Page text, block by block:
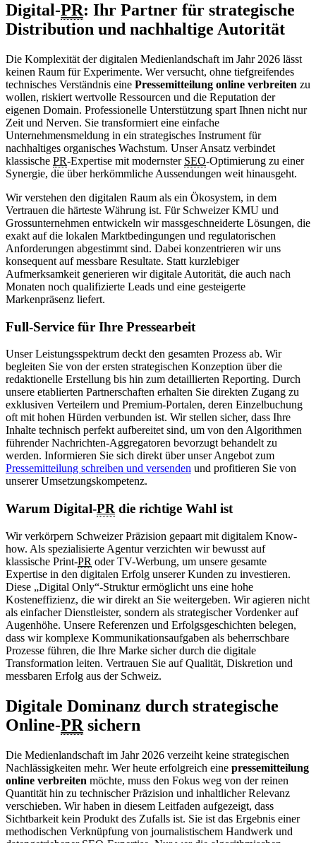
Digital-PR: Ihr Partner für strategische
Distribution und nachhaltige Autorität
Die Komplexität der digitalen Medienlandschaft im Jahr 2026 lässt
keinen Raum für Experimente. Wer versucht, ohne tiefgreifendes
technisches Verständnis eine Pressemitteilung online verbreiten zu
wollen, riskiert wertvolle Ressourcen und die Reputation der
eigenen Domain. Professionelle Unterstützung spart Ihnen nicht nur
Zeit und Nerven. Sie transformiert eine einfache
Unternehmensmeldung in ein strategisches Instrument für
nachhaltiges organisches Wachstum. Unser Ansatz verbindet
klassische PR-Expertise mit modernster SEO-Optimierung zu einer
Synergie, die über herkömmliche Aussendungen weit hinausgeht.
Wir verstehen den digitalen Raum als ein Ökosystem, in dem
Vertrauen die härteste Währung ist. Für Schweizer KMU und
Grossunternehmen entwickeln wir massgeschneiderte Lösungen, die
exakt auf die lokalen Marktbedingungen und regulatorischen
Anforderungen abgestimmt sind. Dabei konzentrieren wir uns
konsequent auf messbare Resultate. Statt kurzlebiger
Aufmerksamkeit generieren wir digitale Autorität, die auch nach
Monaten noch qualifizierte Leads und eine gesteigerte
Markenpräsenz liefert.
Full-Service für Ihre Pressearbeit
Unser Leistungsspektrum deckt den gesamten Prozess ab. Wir
begleiten Sie von der ersten strategischen Konzeption über die
redaktionelle Erstellung bis hin zum detaillierten Reporting. Durch
unsere etablierten Partnerschaften erhalten Sie direkten Zugang zu
exklusiven Verteilern und Premium-Portalen, deren Einzelbuchung
oft mit hohen Hürden verbunden ist. Wir stellen sicher, dass Ihre
Inhalte technisch perfekt aufbereitet sind, um von den Algorithmen
führender Nachrichten-Aggregatoren bevorzugt behandelt zu
werden. Informieren Sie sich direkt über unser Angebot zum
Pressemitteilung schreiben und versenden und profitieren Sie von
unserer Umsetzungskompetenz.
Warum Digital-PR die richtige Wahl ist
Wir verkörpern Schweizer Präzision gepaart mit digitalem Know-
how. Als spezialisierte Agentur verzichten wir bewusst auf
klassische Print-PR oder TV-Werbung, um unsere gesamte
Expertise in den digitalen Erfolg unserer Kunden zu investieren.
Diese „Digital Only“-Struktur ermöglicht uns eine hohe
Kosteneffizienz, die wir direkt an Sie weitergeben. Wir agieren nicht
als einfacher Dienstleister, sondern als strategischer Vordenker auf
Augenhöhe. Unsere Referenzen und Erfolgsgeschichten belegen,
dass wir komplexe Kommunikationsaufgaben als beherrschbare
Prozesse führen, die Ihre Marke sicher durch die digitale
Transformation leiten. Vertrauen Sie auf Qualität, Diskretion und
messbaren Erfolg aus der Schweiz.
Digitale Dominanz durch strategische
Online-PR sichern
Die Medienlandschaft im Jahr 2026 verzeiht keine strategischen
Nachlässigkeiten mehr. Wer heute erfolgreich eine pressemitteilung
online verbreiten möchte, muss den Fokus weg von der reinen
Quantität hin zu technischer Präzision und inhaltlicher Relevanz
verschieben. Wir haben in diesem Leitfaden aufgezeigt, dass
Sichtbarkeit kein Produkt des Zufalls ist. Sie ist das Ergebnis einer
methodischen Verknüpfung von journalistischem Handwerk und